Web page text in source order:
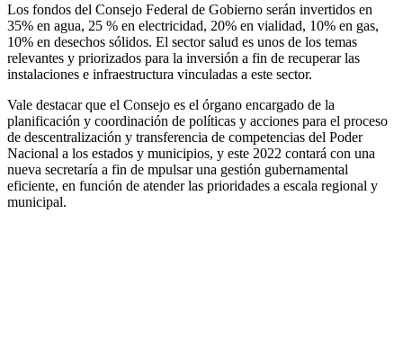
Los fondos del Consejo Federal de Gobierno serán invertidos en
35% en agua, 25 % en electricidad, 20% en vialidad, 10% en gas,
10% en desechos sólidos. El sector salud es unos de los temas
relevantes y priorizados para la inversión a fin de recuperar las
instalaciones e infraestructura vinculadas a este sector.
Vale destacar que el Consejo es el órgano encargado de la
planificación y coordinación de políticas y acciones para el proceso
de descentralización y transferencia de competencias del Poder
Nacional a los estados y municipios, y este 2022 contará con una
nueva secretaría a fin de mpulsar una gestión gubernamental
eficiente, en función de atender las prioridades a escala regional y
municipal.